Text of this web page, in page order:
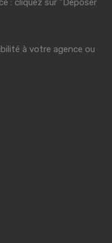
: cliquez sur "Déposer
à votre agence ou